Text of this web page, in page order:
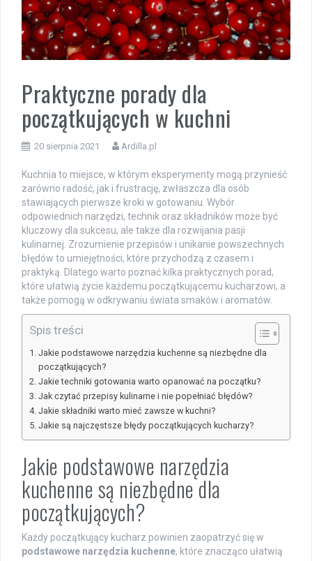
Praktyczne porady dla
początkujących w kuchni
20 sierpnia 2021 Ardilla.pl
Kuchnia to miejsce, w którym eksperymenty mogą przynieść
zarówno radość, jak i frustrację, zwłaszcza dla osób
stawiających pierwsze kroki w gotowaniu. Wybór
odpowiednich narzędzi, technik oraz składników może być
kluczowy dla sukcesu, ale także dla rozwijania pasji
kulinarnej. Zrozumienie przepisów i unikanie powszechnych
błędów to umiejętności, które przychodzą z czasem i
praktyką. Dlatego warto poznać kilka praktycznych porad,
które ułatwią życie każdemu początkującemu kucharzowi, a
także pomogą w odkrywaniu świata smaków i aromatów.
Spis treści
Jakie podstawowe narzędzia kuchenne są niezbędne dla
początkujących?
Jakie techniki gotowania warto opanować na początku?
Jak czytać przepisy kulinarne i nie popełniać błędów?
Jakie składniki warto mieć zawsze w kuchni?
Jakie są najczęstsze błędy początkujących kucharzy?
Jakie podstawowe narzędzia
kuchenne są niezbędne dla
początkujących?
Każdy początkujący kucharz powinien zaopatrzyć się w
podstawowe narzędzia kuchenne, które znacząco ułatwią